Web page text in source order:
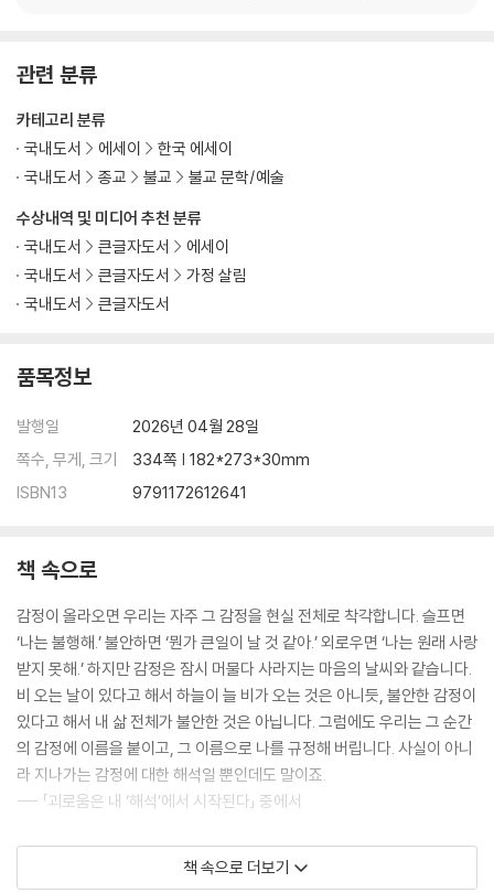
관련 분류
수상내역 및 미디어 추천 분류
국내도서
큰글자도서
에세이
국내도서
큰글자도서
가정 살림
국내도서
큰글자도서
카테고리 분류
국내도서
에세이
한국 에세이
국내도서
종교 불교 불교 문학/예술
품목정보
발행일
2026년 04월 28일
쪽수, 무게, 크기
334쪽 | 182*273*30mm
ISBN13
9791172612641
책 속으로
감정이 올라오면 우리는 자주 그 감정을 현실 전체로 착각합니다. 슬프면
‘나는 불행해.’ 불안하면 ‘뭔가 큰일이 날 것 같아.’ 외로우면 ‘나는 원래 사랑
받지 못해.’ 하지만 감정은 잠시 머물다 사라지는 마음의 날씨와 같습니다.
비 오는 날이 있다고 해서 하늘이 늘 비가 오는 것은 아니듯, 불안한 감정이
있다고 해서 내 삶 전체가 불안한 것은 아닙니다. 그럼에도 우리는 그 순간
의 감정에 이름을 붙이고, 그 이름으로 나를 규정해 버립니다. 사실이 아니
라 지나가는 감정에 대한 해석일 뿐인데도 말이죠.
--- 「괴로움은 내 ‘해석’에서 시작된다」 중에서
어떤 사람을 처음 만났을 때를 떠올려 봅니다. 처음에는 그 사람을 잘 모르
기 때문에 표정 하나, 말투 하나, 작은 행동까지 유심히 보게 됩니다. 좋은
책 속으로 더보기